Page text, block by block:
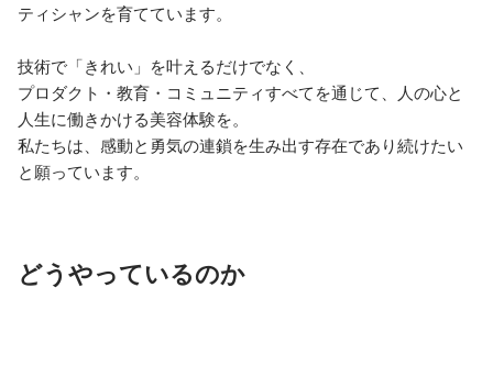
ティシャンを育てています。
技術で「きれい」を叶えるだけでなく、
プロダクト・教育・コミュニティすべてを通じて、人の心と
人生に働きかける美容体験を。
私たちは、感動と勇気の連鎖を生み出す存在であり続けたい
と願っています。
どうやっているのか